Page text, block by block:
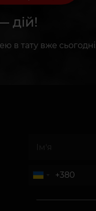
дій!
в тату вже